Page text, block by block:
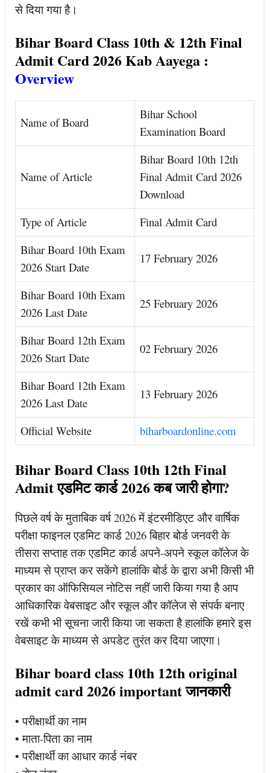
से दिया गया है।
Bihar Board Class 10th & 12th Final
Admit Card 2026 Kab Aayega :
Overview
Name of Board
Bihar School
Examination Board
Name of Article
Bihar Board 10th 12th
Final Admit Card 2026
Download
Type of Article
Final Admit Card
Bihar Board 10th Exam
2026 Start Date
17 February 2026
Bihar Board 10th Exam
2026 Last Date
25 February 2026
Bihar Board 12th Exam
2026 Start Date
02 February 2026
Bihar Board 12th Exam
2026 Last Date
13 February 2026
Official Website biharboardonline.com
Bihar Board Class 10th 12th Final
Admit एडमिट कार्ड 2026 कब जारी होगा?
पिछले वर्ष के मुताबिक वर्ष 2026 में इंटरमीडिएट और वार्षिक
परीक्षा फाइनल एडमिट कार्ड 2026 बिहार बोर्ड जनवरी के
तीसरा सप्ताह तक एडमिट कार्ड अपने-अपने स्कूल कॉलेज के
माध्यम से प्राप्त कर सकेंगे हालांकि बोर्ड के द्वारा अभी किसी भी
प्रकार का ऑफिसियल नोटिस नहीं जारी किया गया है आप
आधिकारिक वेबसाइट और स्कूल और कॉलेज से संपर्क बनाए
रखें कभी भी सूचना जारी किया जा सकता है हालांकि हमारे इस
वेबसाइट के माध्यम से अपडेट तुरंत कर दिया जाएगा।
Bihar board class 10th 12th original
admit card 2026 important जानकारी
• परीक्षार्थी का नाम
• माता-पिता का नाम
• परीक्षार्थी का आधार कार्ड नंबर